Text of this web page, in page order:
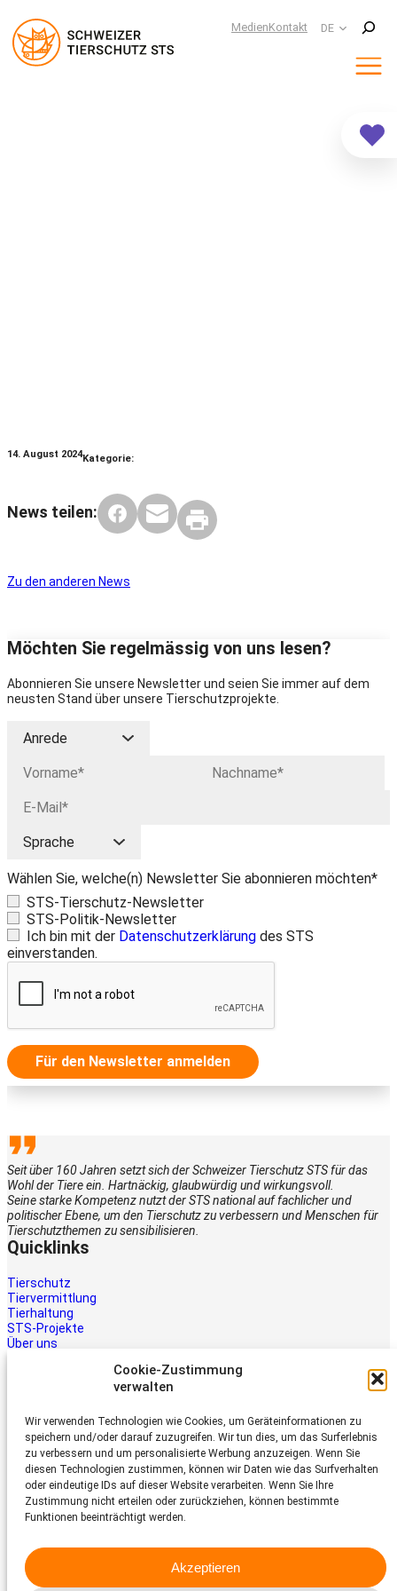
Cookie-Zustimmung
verwalten
Wir verwenden Technologien wie Cookies, um Geräteinformationen zu
speichern und/oder darauf zuzugreifen. Wir tun dies, um das Surferlebnis
zu verbessern und um personalisierte Werbung anzuzeigen. Wenn Sie
diesen Technologien zustimmen, können wir Daten wie das Surfverhalten
oder eindeutige IDs auf dieser Website verarbeiten. Wenn Sie Ihre
Zustimmung nicht erteilen oder zurückziehen, können bestimmte
Funktionen beeinträchtigt werden.
Akzeptieren
MedienKontakt DE
Suchen
14. August 2024Kategorie:
News teilen:
Zu den anderen News
Möchten Sie regelmässig von uns lesen?
Abonnieren Sie unsere Newsletter und seien Sie immer auf dem
neusten Stand über unsere Tierschutzprojekte.
Wählen Sie, welche(n) Newsletter Sie abonnieren möchten*
STS-Tierschutz-Newsletter
STS-Politik-Newsletter
Ich bin mit der Datenschutzerklärung des STS
einverstanden.
Für den Newsletter anmelden
Seit über 160 Jahren setzt sich der Schweizer Tierschutz STS für das
Wohl der Tiere ein. Hartnäckig, glaubwürdig und wirkungsvoll.
Seine starke Kompetenz nutzt der STS national auf fachlicher und
politischer Ebene, um den Tierschutz zu verbessern und Menschen für
Tierschutzthemen zu sensibilisieren.
Quicklinks
Tierschutz
Tiervermittlung
Tierhaltung
STS-Projekte
Über uns
Tiere brauchen Hilfe – auch Ihre.
Unterstützen Sie die Arbeit des
Schweizer Tierschutz STS.
Jetzt spenden
Schweizer Tierschutz STS
CH-4053 Basel